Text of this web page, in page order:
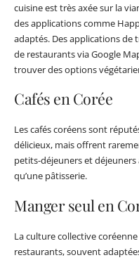
cuisine est très axée sur la
des applications comme
adaptés. Des applications de
de restaurants via Google
trouver des options
Cafés en Corée
Les cafés coréens sont
délicieux, mais offrent
petits-déjeuners et
qu’une pâtisserie.
Manger seul en
La culture collective
restaurants, souvent